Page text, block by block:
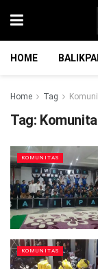
HOME
Home Tag
Tag:
KOMUNITAS
KOMUNITAS